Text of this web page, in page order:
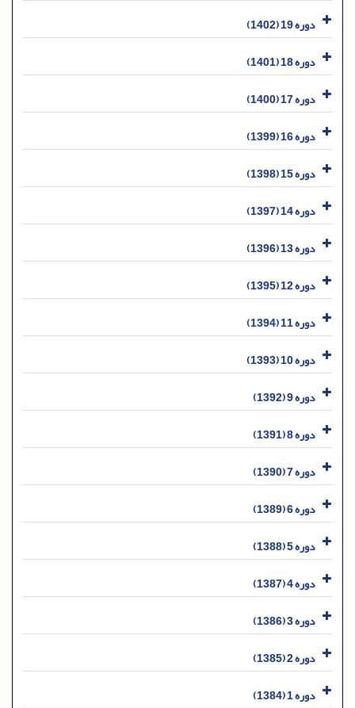
دوره 19 (1402)
دوره 18 (1401)
دوره 17 (1400)
دوره 16 (1399)
دوره 15 (1398)
دوره 14 (1397)
دوره 13 (1396)
دوره 12 (1395)
دوره 11 (1394)
دوره 10 (1393)
دوره 9 (1392)
دوره 8 (1391)
دوره 7 (1390)
دوره 6 (1389)
دوره 5 (1388)
دوره 4 (1387)
دوره 3 (1386)
دوره 2 (1385)
دوره 1 (1384)